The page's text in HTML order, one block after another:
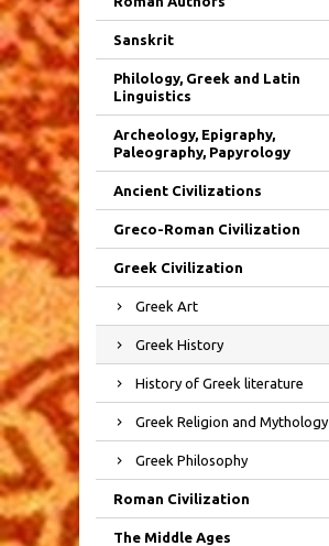
Sanskrit
Philology, Greek and Latin
Linguistics
Archeology, Epigraphy,
Paleography, Papyrology
Ancient Civilizations
Greco-Roman Civilization
Greek Civilization
Greek Art
Greek History
History of Greek literature
Greek Religion and Mythology
Greek Philosophy
Roman Civilization
The Middle Ages